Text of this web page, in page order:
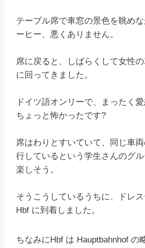
テーブル席で車窓の景色を眺め
ーヒー、悪くありません。
席に戻ると、しばらくして女性
に回ってきました。
ドイツ語オンリーで、まったく
ちょっと怖かったです?
席はわりとすいていて、同じ車
行しているという学生さんのグ
楽しそう。
そうこうしているうちに、ドレ
Hbf に到着しました。
ちなみにHbf は Hauptbahnhof の